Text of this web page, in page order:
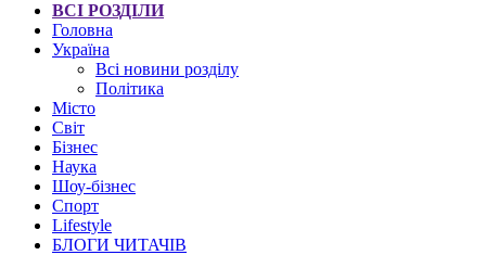
ВСІ РОЗДІЛИ
Головна
Україна
Всі новини розділу
Політика
Місто
Світ
Бізнес
Наука
Шоу-бізнес
Спорт
Lifestyle
БЛОГИ ЧИТАЧІВ